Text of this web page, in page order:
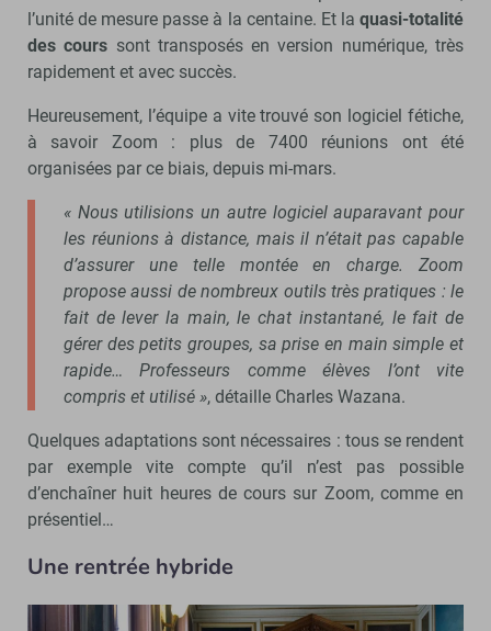
l’unité de mesure passe à la centaine. Et la quasi-totalité
des cours sont transposés en version numérique, très
rapidement et avec succès.
Heureusement, l’équipe a vite trouvé son logiciel fétiche,
à savoir Zoom : plus de 7400 réunions ont été
organisées par ce biais, depuis mi-mars.
« Nous utilisions un autre logiciel auparavant pour
les réunions à distance, mais il n’était pas capable
d’assurer une telle montée en charge. Zoom
propose aussi de nombreux outils très pratiques : le
fait de lever la main, le chat instantané, le fait de
gérer des petits groupes, sa prise en main simple et
rapide… Professeurs comme élèves l’ont vite
compris et utilisé », détaille Charles Wazana.
Quelques adaptations sont nécessaires : tous se rendent
par exemple vite compte qu’il n’est pas possible
d’enchaîner huit heures de cours sur Zoom, comme en
présentiel…
Une rentrée hybride